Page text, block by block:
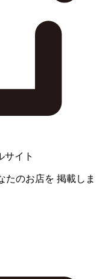
サイト
たのお店を 掲載しま